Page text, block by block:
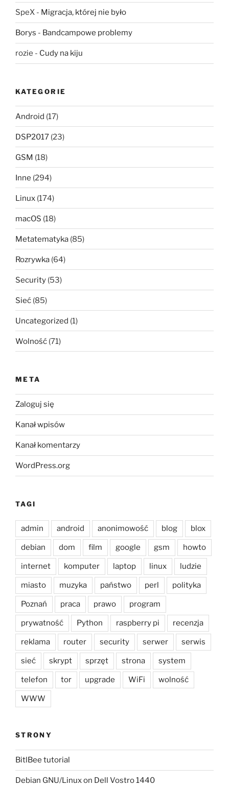
SpeX - Migracja, której nie było
Borys - Bandcampowe problemy
rozie - Cudy na kiju
KATEGORIE
Android (17)
DSP2017 (23)
GSM (18)
Inne (294)
Linux (174)
macOS (18)
Metatematyka (85)
Rozrywka (64)
Security (53)
Sieć (85)
Uncategorized (1)
Wolność (71)
META
Zaloguj się
Kanał wpisów
Kanał komentarzy
WordPress.org
TAGI
admin android anonimowość blog blox
debian dom film google gsm howto
internet komputer laptop linux ludzie
miasto muzyka państwo perl polityka
Poznań praca prawo program
prywatność Python raspberry pi recenzja
reklama router security serwer serwis
sieć skrypt sprzęt strona system
telefon tor upgrade WiFi wolność
WWW
STRONY
BitlBee tutorial
Debian GNU/Linux on Dell Vostro 1440